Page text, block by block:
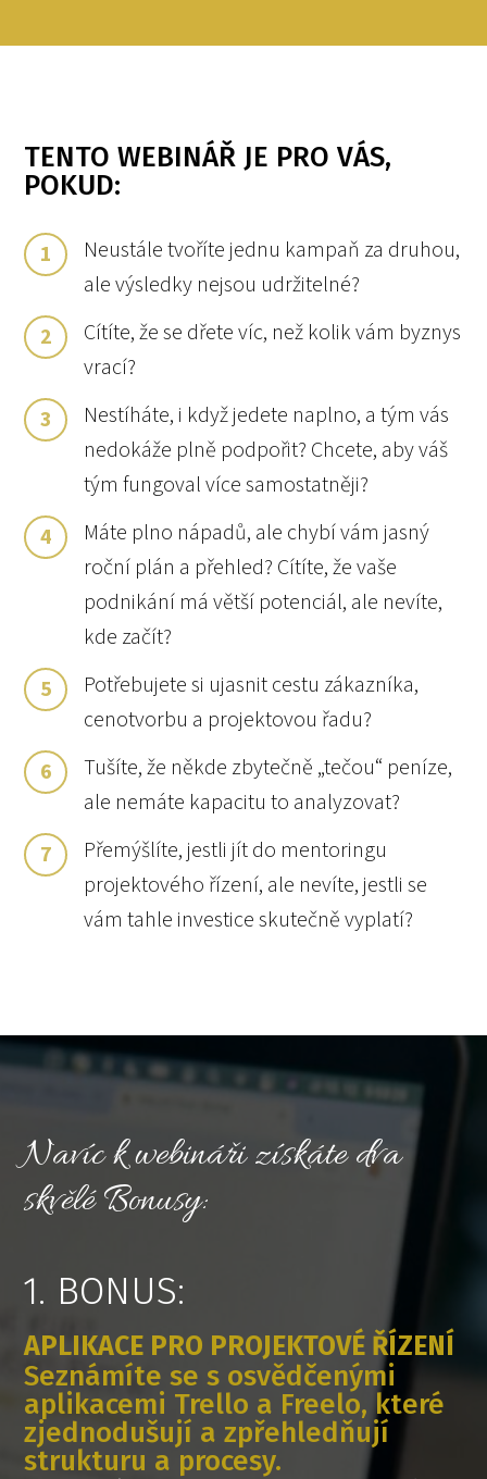
TENTO WEBINÁŘ JE PRO VÁS,
POKUD:
1
Neustále tvoříte jednu kampaň za druhou,
ale výsledky nejsou udržitelné?
2
Cítíte, že se dřete víc, než kolik vám byznys
vrací?
3
Nestíháte, i když jedete naplno, a tým vás
nedokáže plně podpořit? Chcete, aby váš
tým fungoval více samostatněji?
4
Máte plno nápadů, ale chybí vám jasný
roční plán a přehled? Cítíte, že vaše
podnikání má větší potenciál, ale nevíte,
kde začít?
5
Potřebujete si ujasnit cestu zákazníka,
cenotvorbu a projektovou řadu?
6
Tušíte, že někde zbytečně „tečou“ peníze,
ale nemáte kapacitu to analyzovat?
7
Přemýšlíte, jestli jít do mentoringu
projektového řízení, ale nevíte, jestli se
vám tahle investice skutečně vyplatí?
Navíc k webináři získáte dva
skvělé Bonusy:
1. BONUS:
APLIKACE PRO PROJEKTOVÉ ŘÍZENÍ
Seznámíte se s osvědčenými
aplikacemi Trello a Freelo, které
zjednodušují a zpřehledňují
strukturu a procesy.